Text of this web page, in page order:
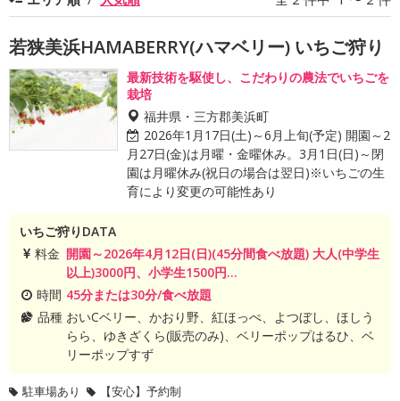
若狭美浜HAMABERRY(ハマベリー) いちご狩り
最新技術を駆使し、こだわりの農法でいちごを
栽培
福井県・三方郡美浜町
2026年1月17日(土)～6月上旬(予定) 開園～2
月27日(金)は月曜・金曜休み。3月1日(日)～閉
園は月曜休み(祝日の場合は翌日)※いちごの生
育により変更の可能性あり
いちご狩りDATA
料金 開園～2026年4月12日(日)(45分間食べ放題) 大人(中学生
以上)3000円、小学生1500円...
時間 45分または30分/食べ放題
品種 おいCベリー、かおり野、紅ほっぺ、よつぼし、ほしう
らら、ゆきざくら(販売のみ)、ベリーポップはるひ、ベ
リーポップすず
駐車場あり 【安心】予約制